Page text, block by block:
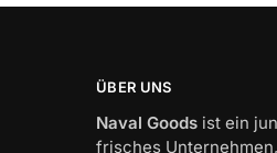
ÜBER UNS
Naval Goods ist ein
frisches